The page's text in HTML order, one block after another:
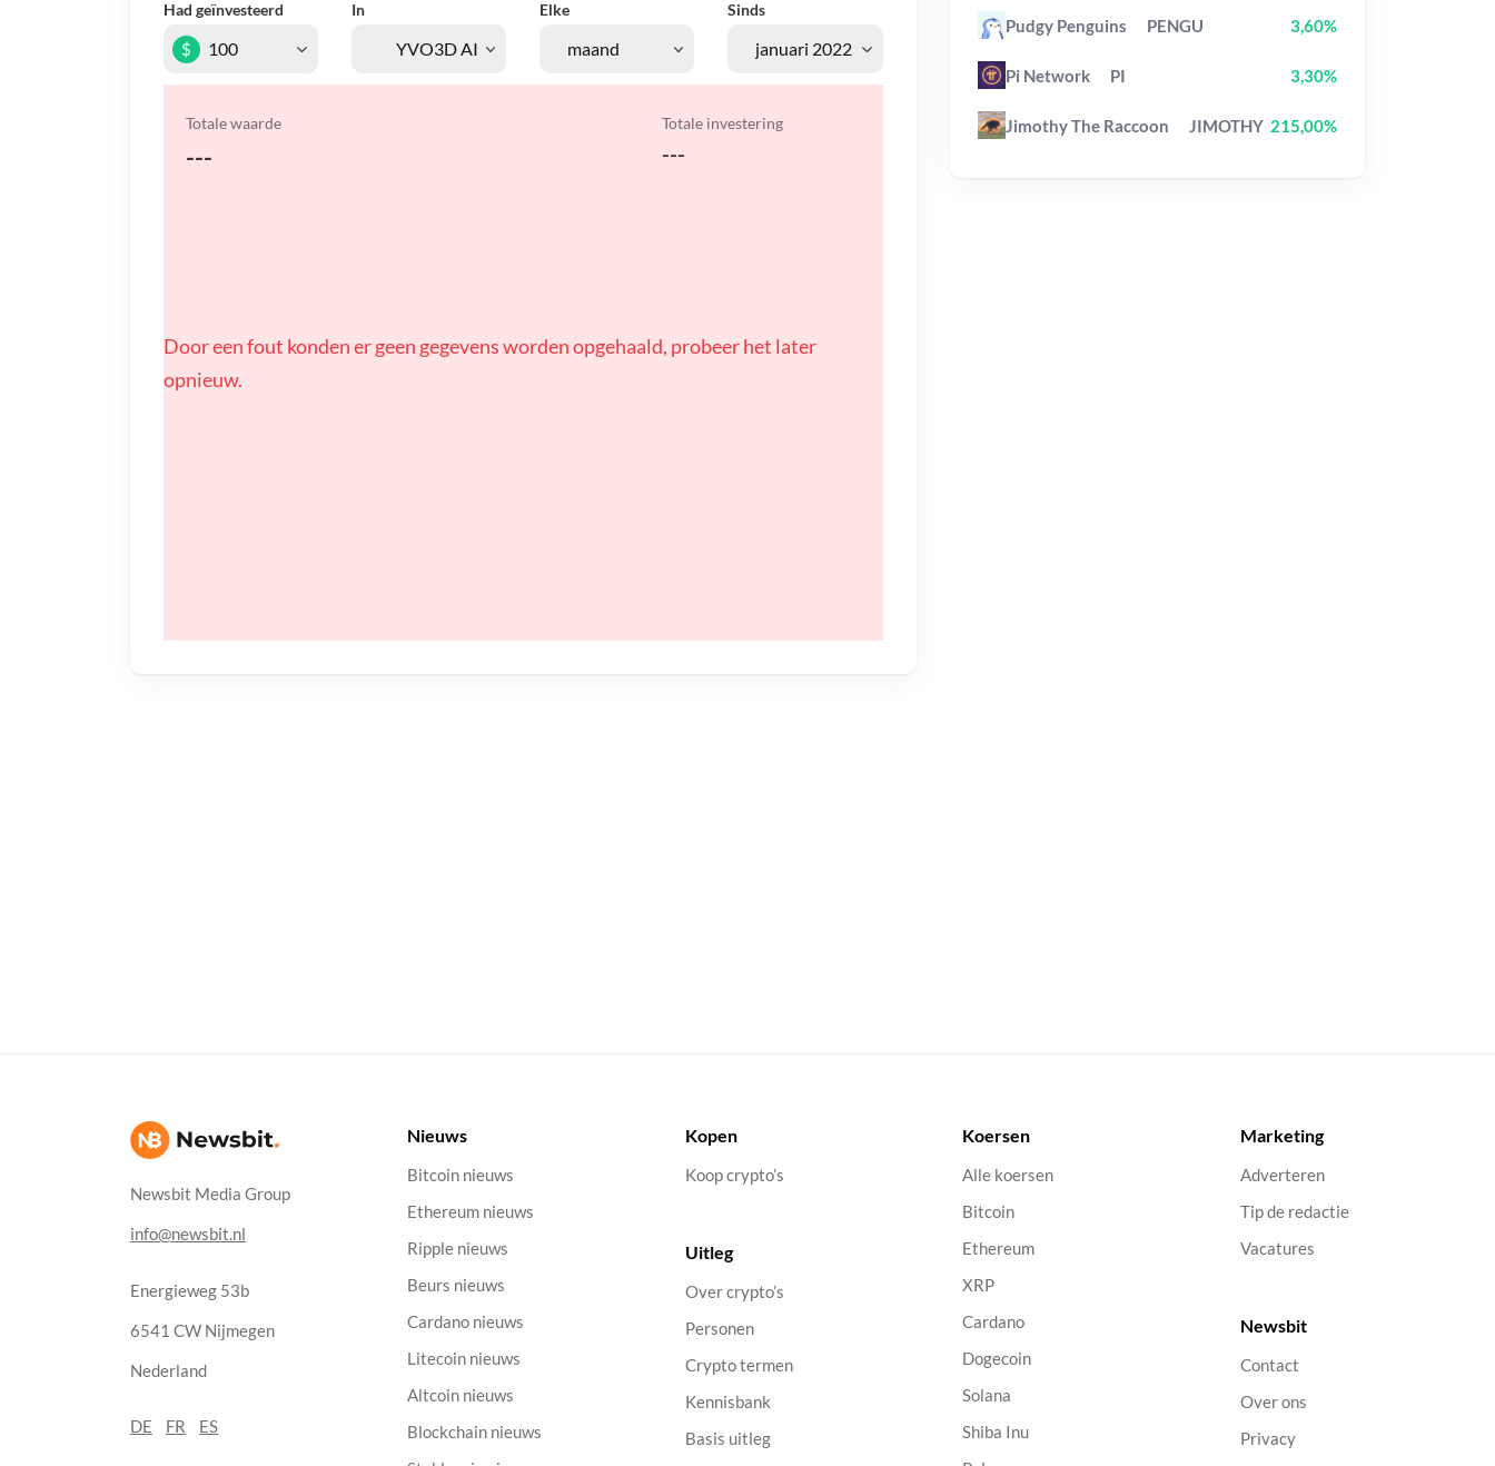
Had geïnvesteerd In Elke Sinds
$
Totale waarde
---
Totale investering
---
Door een fout konden er geen gegevens worden opgehaald, probeer het later
opnieuw.
Pudgy Penguins PENGU 3,60%
Pi Network PI 3,30%
Jimothy The Raccoon JIMOTHY 215,00%
Newsbit Media Group
info@newsbit.nl
Energieweg 53b
6541 CW Nijmegen
Nederland
DE FR ES
Nieuws
Bitcoin nieuws
Ethereum nieuws
Ripple nieuws
Beurs nieuws
Cardano nieuws
Litecoin nieuws
Altcoin nieuws
Blockchain nieuws
Kopen
Koop crypto’s
Uitleg
Over crypto’s
Personen
Crypto termen
Kennisbank
Basis uitleg
Koersen
Alle koersen
Bitcoin
Ethereum
XRP
Cardano
Dogecoin
Solana
Shiba Inu
Marketing
Adverteren
Tip de redactie
Vacatures
Newsbit
Contact
Over ons
Privacy